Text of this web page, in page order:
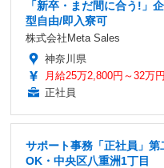
「新卒・まだ間に合う!」
型自由/即入寮可
株式会社Meta Sales
神奈川県
月給25万2,800円～32万円
正社員
サポート事務「正社員」
OK・中央区八重洲1丁目